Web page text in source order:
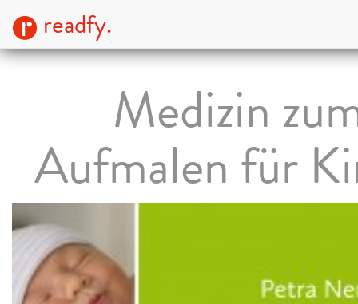
readfy.
Medizin
Aufmalen für